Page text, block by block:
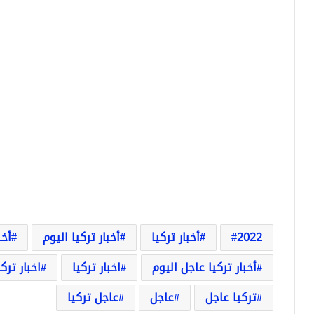
2022 أخبار تركيا أخبار تركيا اليوم
أخبار تركيا عاجل اليوم
اخبار تركيا
اخبار
تركيا عاجل
عاجل عاجل تركيا